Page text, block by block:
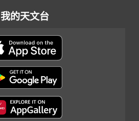
我的天文台